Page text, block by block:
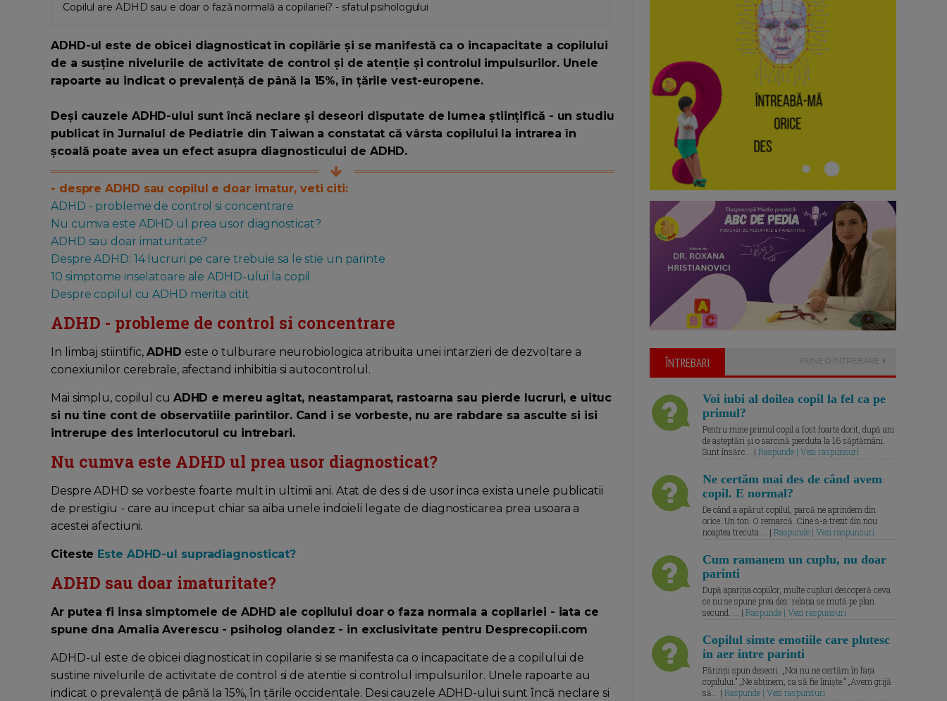
Copilul are ADHD sau e doar o fază normală a copilariei? - sfatul psihologului
ADHD-ul este de obicei diagnosticat în copilărie și se manifestă ca o incapacitate a copilului
de a susține nivelurile de activitate de control și de atenție și controlul impulsurilor. Unele
rapoarte au indicat o prevalență de până la 15%, în țările vest-europene.
Deși cauzele ADHD-ului sunt încă neclare și deseori disputate de lumea științifică - un studiu
publicat în Jurnalul de Pediatrie din Taiwan a constatat că vârsta copilului la intrarea în
școală poate avea un efect asupra diagnosticului de ADHD.
- despre ADHD sau copilul e doar imatur, veti citi:
ADHD - probleme de control si concentrare
Nu cumva este ADHD ul prea usor diagnosticat?
ADHD sau doar imaturitate?
Despre ADHD: 14 lucruri pe care trebuie sa le stie un parinte
10 simptome inselatoare ale ADHD-ului la copil
Despre copilul cu ADHD merita citit
ADHD - probleme de control si concentrare
In limbaj stiintific, ADHD este o tulburare neurobiologica atribuita unei intarzieri de dezvoltare a
conexiunilor cerebrale, afectand inhibitia si autocontrolul.
Mai simplu, copilul cu ADHD e mereu agitat, neastamparat, rastoarna sau pierde lucruri, e uituc
si nu tine cont de observatiile parintilor. Cand i se vorbeste, nu are rabdare sa asculte si isi
intrerupe des interlocutorul cu intrebari.
Nu cumva este ADHD ul prea usor diagnosticat?
Despre ADHD se vorbeste foarte mult in ultimii ani. Atat de des si de usor inca exista unele publicatii
de prestigiu - care au inceput chiar sa aiba unele indoieli legate de diagnosticarea prea usoara a
acestei afectiuni.
Citeste Este ADHD-ul supradiagnosticat?
ADHD sau doar imaturitate?
Ar putea fi insa simptomele de ADHD ale copilului doar o faza normala a copilariei - iata ce
spune dna Amalia Averescu - psiholog olandez - in exclusivitate pentru Desprecopii.com
ADHD-ul este de obicei diagnosticat in copilarie si se manifesta ca o incapacitate de a copilului de
sustine nivelurile de activitate de control si de atentie si controlul impulsurilor. Unele rapoarte au
indicat o prevalență de până la 15%, în țările occidentale. Desi cauzele ADHD-ului sunt încă neclare si
ÎNTREBARI PUNE O ÎNTREBARE
Voi iubi al doilea copil la fel ca pe
primul?
Pentru mine primul copil a fost foarte dorit, după ani
de așteptări și o sarcină pierduta la 16 săptămâni.
Sunt însărc... | Raspunde | Vezi raspunsuri
Ne certăm mai des de când avem
copil. E normal?
De când a apărut copilul, parcă ne aprindem din
orice. Un ton. O remarcă. Cine s-a trezit din nou
noaptea trecuta.... | Raspunde | Vezi raspunsuri
Cum ramanem un cuplu, nu doar
parinti
După apariția copiilor, multe cupluri descoperă ceva
ce nu se spune prea des: relația se mută pe plan
secund. ... | Raspunde | Vezi raspunsuri
Copilul simte emotiile care plutesc
in aer intre parinti
Părinții spun deseori: „Noi nu ne certăm în fața
copilului.” „Ne abținem, ca să fie liniște.” „Avem grijă
să... | Raspunde | Vezi raspunsuri